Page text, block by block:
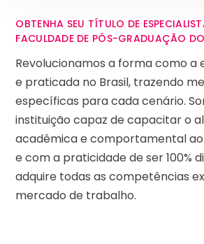
OBTENHA SEU TÍTULO DE
FACULDADE DE PÓS-GRADUAÇÃO
Revolucionamos a forma como a
e praticada no Brasil, trazendo
específicas para cada cenário.
instituição capaz de capacitar o
acadêmica e comportamental
e com a praticidade de ser 100%
adquire todas as competências
mercado de trabalho.